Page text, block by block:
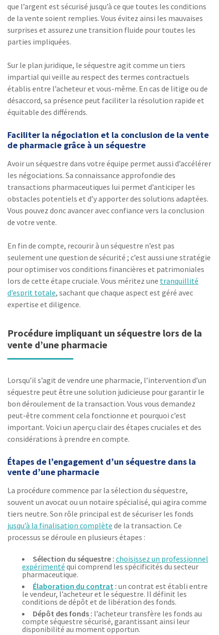
que l’argent est sécurisé jusqu’à ce que toutes les conditions
de la vente soient remplies. Vous évitez ainsi les mauvaises
surprises et assurez une transition fluide pour toutes les
parties impliquées.
Sur le plan juridique, le séquestre agit comme un tiers
impartial qui veille au respect des termes contractuels
établis entre l’acheteur et vous-même. En cas de litige ou de
désaccord, sa présence peut faciliter la résolution rapide et
équitable des différends.
Faciliter la négociation et la conclusion de la vente
de pharmacie grâce à un séquestre
Avoir un séquestre dans votre équipe permet aussi d’accélérer
les négociations. Sa connaissance approfondie des
transactions pharmaceutiques lui permet d’anticiper les
obstacles potentiels et d’y apporter des solutions adaptées.
Vous pouvez donc avancer avec confiance vers la conclusion
de votre vente.
En fin de compte, recourir à un séquestre n’est pas
seulement une question de sécurité ; c’est aussi une stratégie
pour optimiser vos conditions financières et patrimoniales
lors de cette étape cruciale. Vous méritez une tranquillité
d’esprit totale, sachant que chaque aspect est géré avec
expertise et diligence.
Procédure impliquant un séquestre lors de la
vente d’une pharmacie
Lorsqu’il s’agit de vendre une pharmacie, l’intervention d’un
séquestre peut être une solution judicieuse pour garantir le
bon déroulement de la transaction. Vous vous demandez
peut-être comment cela fonctionne et pourquoi c’est
important. Voici un aperçu clair des étapes cruciales et des
considérations à prendre en compte.
Étapes de l’engagement d’un séquestre dans la
vente d’une pharmacie
La procédure commence par la sélection du séquestre,
souvent un avocat ou un notaire spécialisé, qui agira comme
tiers neutre. Son rôle principal est de sécuriser les fonds
jusqu’à la finalisation complète de la transaction. Ce
processus se déroule en plusieurs étapes :
Sélection du séquestre : choisissez un professionnel
expérimenté qui comprend les spécificités du secteur
pharmaceutique.
Élaboration du contrat : un contrat est établi entre
le vendeur, l’acheteur et le séquestre. Il définit les
conditions de dépôt et de libération des fonds.
Dépôt des fonds : l’acheteur transfère les fonds au
compte séquestre sécurisé, garantissant ainsi leur
disponibilité au moment opportun.